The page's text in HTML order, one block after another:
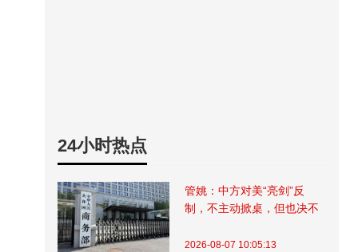
24小时热点
管姚：中方对美“亮剑”反
制，不主动掀桌，但也决不
2026-08-07 10:05:13